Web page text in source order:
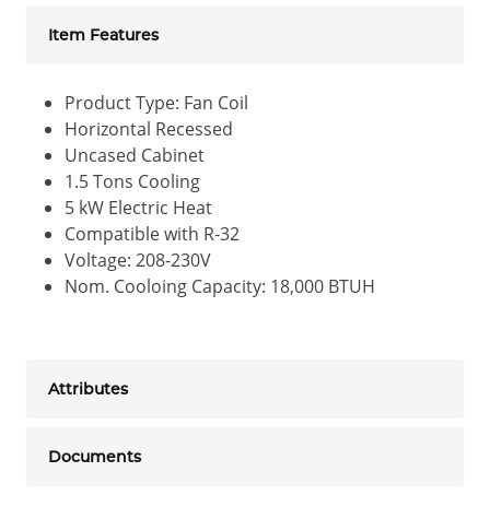
Item Features
Product Type: Fan Coil
Horizontal Recessed
Uncased Cabinet
1.5 Tons Cooling
5 kW Electric Heat
Compatible with R-32
Voltage: 208-230V
Nom. Cooloing Capacity: 18,000 BTUH
Attributes
Documents